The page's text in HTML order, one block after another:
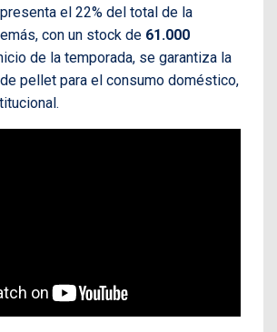
el 22% del total de la
con un stock de 61.000
de la temporada, se garantiza la
pellet para el consumo doméstico,